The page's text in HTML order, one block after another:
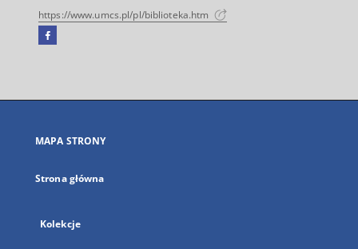
https://www.umcs.pl/pl/biblioteka.htm
Facebook
się
karcie
MAPA STRONY
Strona główna
Kolekcje